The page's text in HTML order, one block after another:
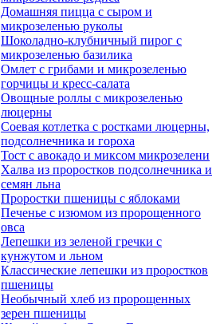
Домашняя пицца с сыром и
микрозеленью руколы
Шоколадно-клубничный пирог с
микрозеленью базилика
Омлет с грибами и микрозеленью
горчицы и кресс-салата
Овощные роллы с микрозеленью
люцерны
Соевая котлетка с ростками люцерны,
подсолнечника и гороха
Тост с авокадо и миксом микрозелени
Халва из проростков подсолнечника и
семян льна
Проростки пшеницы с яблоками
Печенье с изюмом из пророщенного
овса
Лепешки из зеленой гречки с
кунжутом и льном
Классические лепешки из проростков
пшеницы
Необычный хлеб из пророщенных
зерен пшеницы